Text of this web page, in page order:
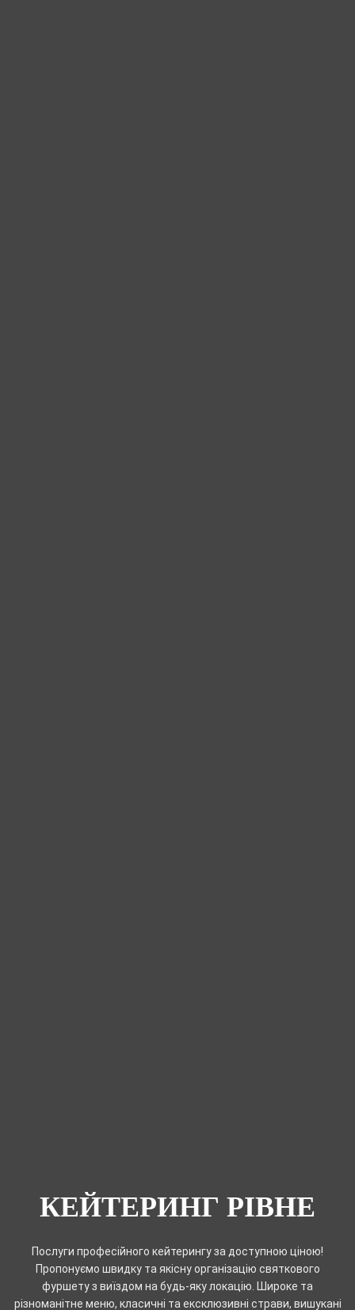
КЕЙТЕРИНГ РІВНЕ
Послуги професійного кейтерингу за доступною ціною!
Пропонуємо швидку та якісну організацію святкового
фуршету з виїздом на будь-яку локацію. Широке та
різноманітне меню, класичні та ексклюзивні страви, вишукані